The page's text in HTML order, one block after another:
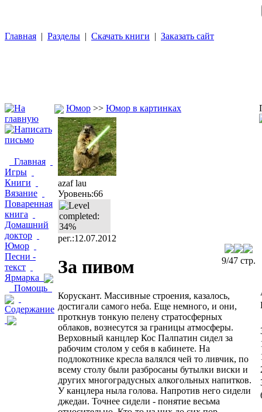
Главная | Разделы | Скачать книги | Заказать сайт
Главная
Игры
Книги
Вязание
Поваренная
книга
Домашний
доктор
Юмор
Песни -
текст
Ярмарка
Помощь
Содержание
Юмор >> Юмор в картинках
azaf lau
Уровень:66
рег.:12.07.2012
9/47 стр.
За пивом
Корускант. Массивные строения, казалось,
достигали самого неба. Еще немного, и они,
проткнув тонкую пелену стратосферных
облаков, вознесутся за границы атмосферы.
Верховный канцлер Кос Палпатин сидел за
рабочим столом у себя в кабинете. На
подлокотнике кресла валялся чей то ливчик, по
всему столу были разбросаны бутылки виски и
других многоградусных алкогольных напитков.
У канцлера ныла голова. Напротив него сидели
джедаи. Точнее сидели - понятие весьма